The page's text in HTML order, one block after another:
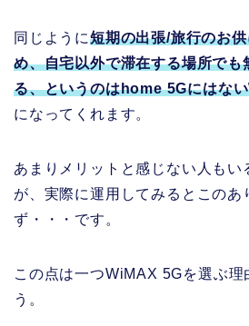
同じように短期の出張/旅行のお
め、自宅以外で滞在する場所でも
る、というのはhome 5Gにはな
になってくれます。
あまりメリットと感じない人もい
が、実際に運用してみるとこのあ
ず・・・です。
この点は一つWiMAX 5Gを選ぶ理
う。